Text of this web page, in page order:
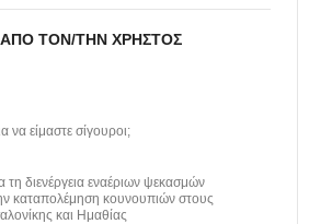
ΑΠΌ ΤΟΝ/ΤΗΝ ΧΡΉΣΤΟΣ
να είμαστε σίγουροι;
διενέργεια εναέριων ψεκασμών
καταπολέμηση κουνουπιών στους
και Ημαθίας